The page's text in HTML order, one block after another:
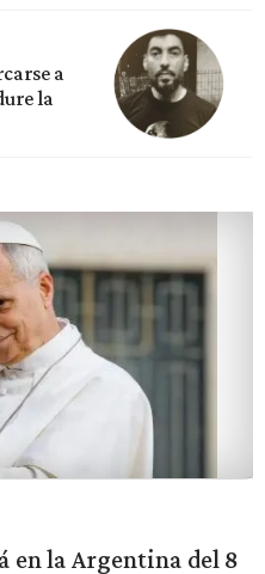
a
la
en la Argentina del 8